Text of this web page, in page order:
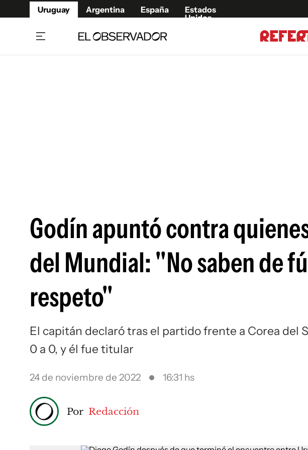
Uruguay Argentina España
Estados
Unidos
Godín apuntó contra
del Mundial: "No saben de
respeto"
El capitán declaró tras el partido frente a Corea del
0 a 0, y él fue titular
24 de noviembre de 2022 16:31 hs
Por Redacción